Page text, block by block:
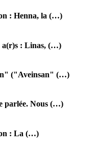
: Henna, la (…)
a(r)s : Linas, (…)
("Aveinsan" (…)
parlée. Nous (…)
: La (…)